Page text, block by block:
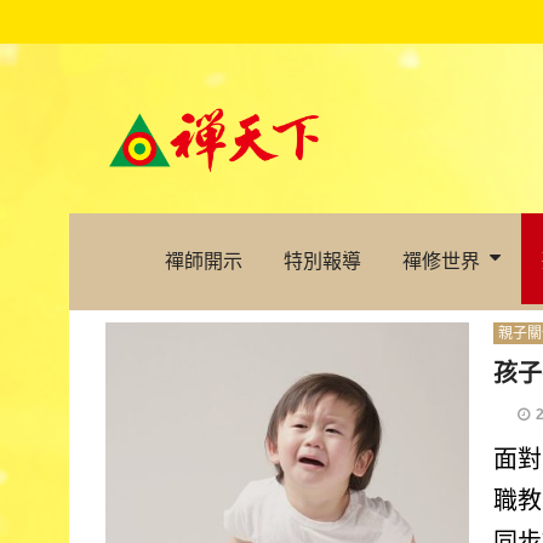
禪師開示 特別報導 禪修世界
親子
孩
面
職